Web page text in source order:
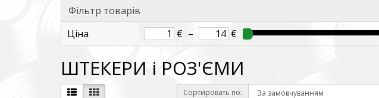
Фільтр товарів
Ціна
€ – €
ШТЕКЕРИ і РОЗ'ЄМИ
Сортировать по: